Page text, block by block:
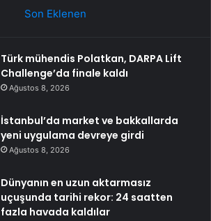
Son Eklenen
Türk mühendis Polatkan, DARPA Lift
Challenge’da finale kaldı
Ağustos 8, 2026
İstanbul’da market ve bakkallarda
yeni uygulama devreye girdi
Ağustos 8, 2026
Dünyanın en uzun aktarmasız
uçuşunda tarihi rekor: 24 saatten
fazla havada kaldılar